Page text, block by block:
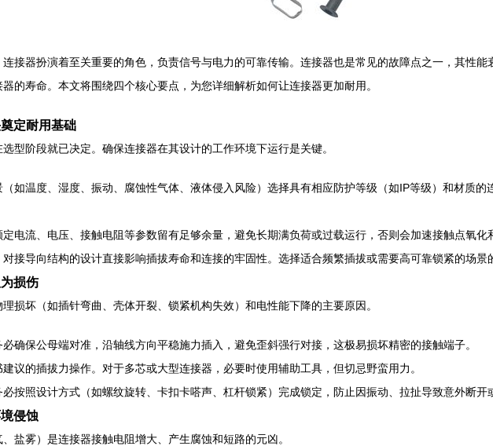
接器扮演着至关重要的角色，负责信号与电力的可靠传输。连接器也是常见的故障点之一，其性
的寿命。本文将围绕四个核心要点，为您详细解析如何让连接器更加耐用。
定耐用基础
型阶段就已决定。确保连接器在其设计的工作环境下运行是关键。
（如温度、湿度、振动、腐蚀性气体、液体侵入风险）选择具有相应防护等级（如IP等级）和材质
电流、电压、接触电阻等参数留有足够余量，避免长期满负荷或过载运行，否则会加速接触点氧化
接导向结构的设计直接影响插拔寿命和连接的牢固性。选择适合频繁插拔或需要高可靠锁紧的场景
损伤
损坏（如插针弯曲、壳体开裂、锁紧机构失效）和电性能下降的主要原因。
必确保公母端对准，沿轴线方向平稳施力插入，避免歪斜强行对接，这极易损坏精密的接触端子。
建议的插拔力操作。对于多芯或大型连接器，必要时使用辅助工具，但切忌野蛮用力。
必按照设计方式（如螺纹旋转、卡扣卡嗒声、杠杆锁紧）完成锁定，防止因振动、拉扯导致意外断
侵蚀
盐雾）是连接器接触电阻增大、产生腐蚀和短路的元凶。